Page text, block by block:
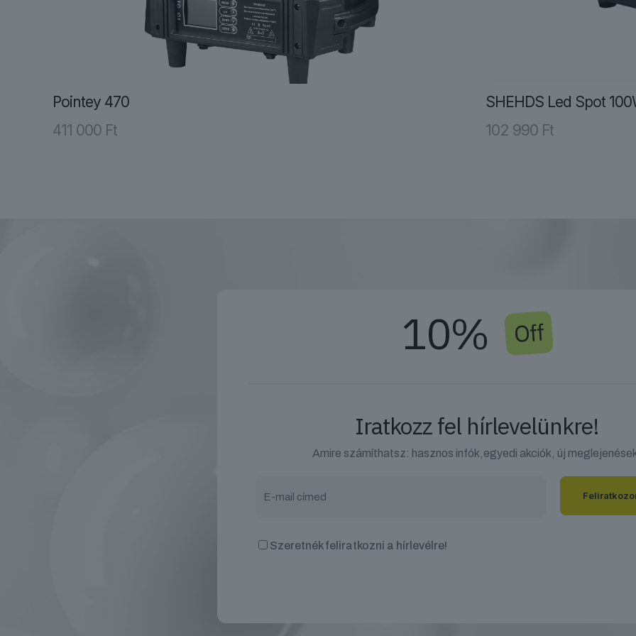
Pointey 470
411 000 Ft
SHEHDS Led Spot
102 990 Ft
10% Off
Iratkozz fel hírlevelünkre!
Amire számíthatsz: hasznos infók,egyedi akciók, új
Szeretnék feliratkozni a hírlevélre!